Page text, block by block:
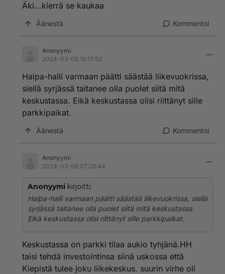
Äki...kierrä se kaukaa
Äänestä Kommentoi
Anonyymi
2024-03-05 15:17:52
Halpa-halli varmaan päätti säästää liikevuokrissa,
siellä syrjässä taitanee olla puolet siitä mitä
keskustassa. Eikä keskustassa olisi riittänyt sille
parkkipaikat.
Äänestä Kommentoi
Anonyymi
2024-03-08 07:28:44
Anonyymi kirjoitti:
Halpa-halli varmaan päätti säästää liikevuokrissa, siellä
syrjässä taitanee olla puolet siitä mitä keskustassa.
Eikä keskustassa olisi riittänyt sille parkkipaikat.
Keskustassa on parkki tilaa aukio tyhjänä.HH
taisi tehdä investointinsa siinä uskossa että
Kiepistä tulee joku liikekeskus. suurin virhe oli